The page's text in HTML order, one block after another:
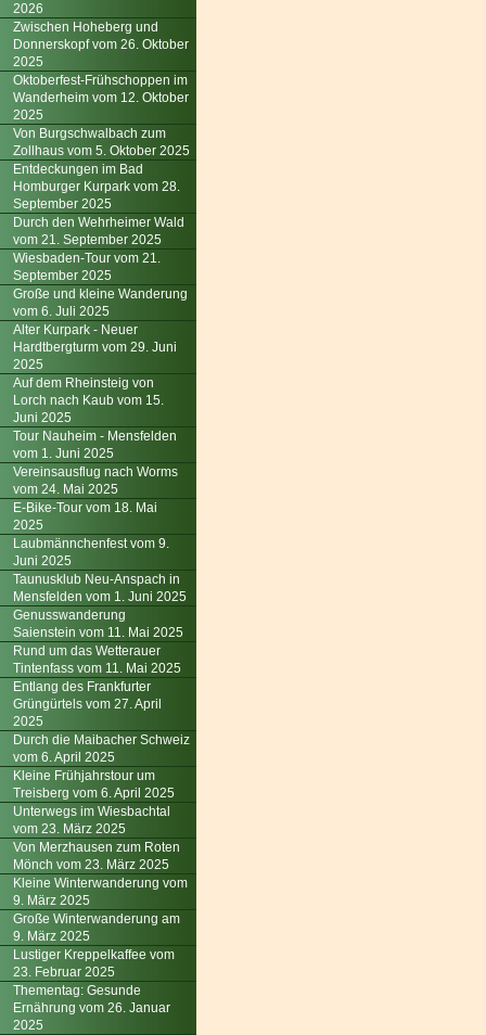
2026
Zwischen Hoheberg und
Donnerskopf vom 26. Oktober
2025
Oktoberfest-Frühschoppen im
Wanderheim vom 12. Oktober
2025
Von Burgschwalbach zum
Zollhaus vom 5. Oktober 2025
Entdeckungen im Bad
Homburger Kurpark vom 28.
September 2025
Durch den Wehrheimer Wald
vom 21. September 2025
Wiesbaden-Tour vom 21.
September 2025
Große und kleine Wanderung
vom 6. Juli 2025
Alter Kurpark - Neuer
Hardtbergturm vom 29. Juni
2025
Auf dem Rheinsteig von
Lorch nach Kaub vom 15.
Juni 2025
Tour Nauheim - Mensfelden
vom 1. Juni 2025
Vereinsausflug nach Worms
vom 24. Mai 2025
E-Bike-Tour vom 18. Mai
2025
Laubmännchenfest vom 9.
Juni 2025
Taunusklub Neu-Anspach in
Mensfelden vom 1. Juni 2025
Genusswanderung
Saienstein vom 11. Mai 2025
Rund um das Wetterauer
Tintenfass vom 11. Mai 2025
Entlang des Frankfurter
Grüngürtels vom 27. April
2025
Durch die Maibacher Schweiz
vom 6. April 2025
Kleine Frühjahrstour um
Treisberg vom 6. April 2025
Unterwegs im Wiesbachtal
vom 23. März 2025
Von Merzhausen zum Roten
Mönch vom 23. März 2025
Kleine Winterwanderung vom
9. März 2025
Große Winterwanderung am
9. März 2025
Lustiger Kreppelkaffee vom
23. Februar 2025
Thementag: Gesunde
Ernährung vom 26. Januar
2025